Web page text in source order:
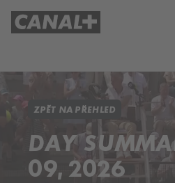
ZPĚT NA PŘEHLED
DAY
09, 2026